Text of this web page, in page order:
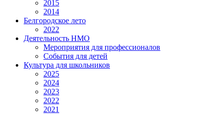
2015
2014
Белгородское лето
2022
Деятельность НМО
Мероприятия для профессионалов
События для детей
Культура для школьников
2025
2024
2023
2022
2021